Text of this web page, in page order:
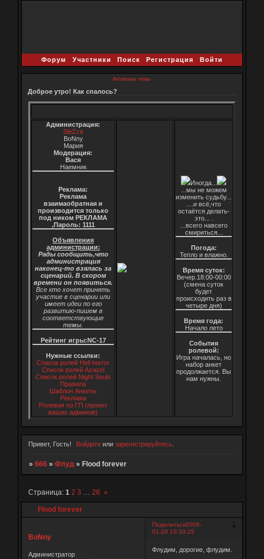
Форум Участники Поиск Регистрация Войти
Активные темы
Доброе утро! Как спалось?
Администрация:
SleZza
BoNny
Мария
Модерация:
Вася
Наемник
Реклама:
Реклама
взаимаобратная и
производится только
под ником РЕКЛАМА
,Пароль: 1111
Объявления
администрации:
Рады сообщить,что
администрация
наконец-то взялась за
сценарий. В скором
времени он появиться.
Все кто хочет принять
участие в сценарии или
имеет идеи по его
развитию-пишем в
соответствующие
темы.
Рейтинг игры:NC-17
Нужные ссылки:
Список ролей Hell horror
Список ролей Azazel
Список ролей Night Souls
Правила
Шаблон Анкеты
Реклама
Ролевая по ГП (проект
ваших админов)
Иногда...
...мы не можем
изменить судьбу...
....и всё,что
остаётся делать-
это... .
...всего навсего
смириться...
Погода:
Тепло и влажно.
Время суток:
Вечер.18:00-00:00
(смена суток
будет
происходить раз в
четыре дня)
Время года:
Начало лето
События
ролевой:
Игра началась, но
набор анкет
продолжается. Вы
нам нужны.
Привет, Гость! Войдите илизарегистрируйтесь
» 666 » Флуд » Flood forever
Flood forever
Страница: 1 2 3 … 26 »
Поделиться 1
2008-
01-29 10:33:25
BoNny
Администратор
Флудим, дорогие, флудим.